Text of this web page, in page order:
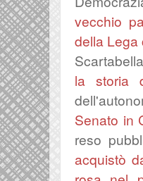
vecchio
della Lega
la storia
Senato in
reso
acquistò